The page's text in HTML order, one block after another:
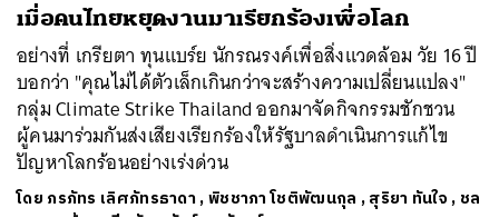
เมื่อคนไทยหยุดงานมาเรียกร้องเพื่อโลก
อย่างที่ เกรียตา ทุนแบร์ย นักรณรงค์เพื่อสิ่งแวดล้อม วัย 16 ปี
บอกว่า "คุณไม่ได้ตัวเล็กเกินกว่าจะสร้างความเปลี่ยนแปลง"
กลุ่ม Climate Strike Thailand ออกมาจัดกิจกรรมชักชวน
ผู้คนมาร่วมกันส่งเสียงเรียกร้องให้รัฐบาลดำเนินการแก้ไข
ปัญหาโลกร้อนอย่างเร่งด่วน
โดย ภรภัทร เลิศภัทรธาดา,พิชชาภา โชติพัฒนกุล ,สุริยา ทันใจ, ชล